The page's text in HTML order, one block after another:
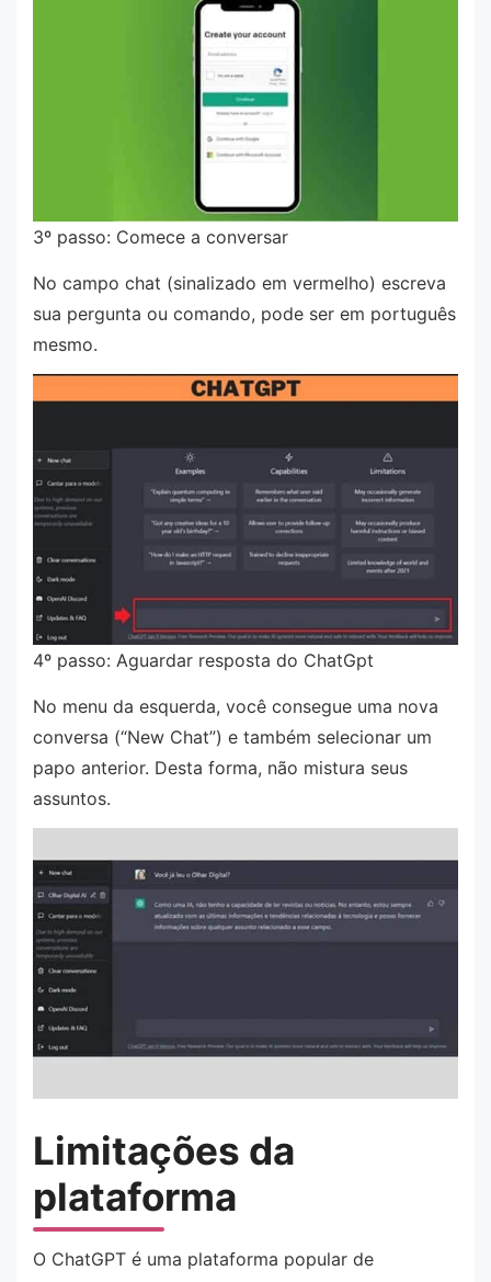
3º passo: Comece a conversar
No campo chat (sinalizado em vermelho) escreva
sua pergunta ou comando, pode ser em português
mesmo.
4º passo: Aguardar resposta do ChatGpt
No menu da esquerda, você consegue uma nova
conversa (“New Chat”) e também selecionar um
papo anterior. Desta forma, não mistura seus
assuntos.
Limitações da
plataforma
O ChatGPT é uma plataforma popular de